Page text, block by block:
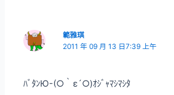
範雅琪
2011 年 09 月 13 日7:39 上午
ﾊﾞﾀﾝЮ-(○｀ε´○)ｵｼﾞｬﾏｼﾏｼﾀ